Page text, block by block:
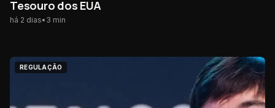
Tesouro dos EUA
há 2 dias• 3 min
REGULAÇÃO